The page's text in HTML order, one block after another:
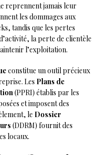
reprennent jamais leur
les dommages aux
tandis que les pertes
la perte de clientèle
l’exploitation.
constitue un outil précieux
Les Plans de
(PPRI) établis par les
et imposent des
le Dossier
(DDRM) fournit des
locaux.